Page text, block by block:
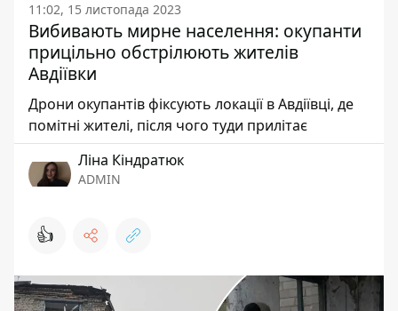
11:02, 15 листопада 2023
Вибивають мирне населення: окупанти
прицільно обстрілюють жителів
Авдіївки
Дрони окупантів фіксують локації в Авдіївці, де
помітні жителі, після чого туди прилітає
Ліна Кіндратюк
ADMIN
👍